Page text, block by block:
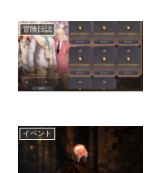
冒険日誌
イベント